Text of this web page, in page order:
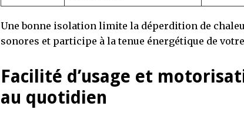
Une bonne isolation limite la déperdition de
sonores et participe à la tenue énergétique de
Facilité d’usage et
au quotidien